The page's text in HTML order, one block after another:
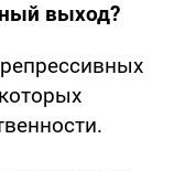
выход?